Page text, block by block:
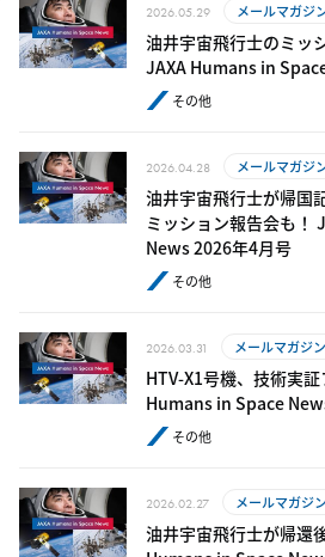
2026.05.29 メールマガジ
油井宇宙飛行士のミッ
JAXA Humans in
その他
2026.04.28 メールマガジ
油井宇宙飛行士が帰国
ミッション報告会も！
News 2026年4月号
その他
2026.03.31 メールマガジン
HTV-X1号機、技術実
Humans in Space
その他
2026.02.27 メールマガジン
油井宇宙飛行士が帰還